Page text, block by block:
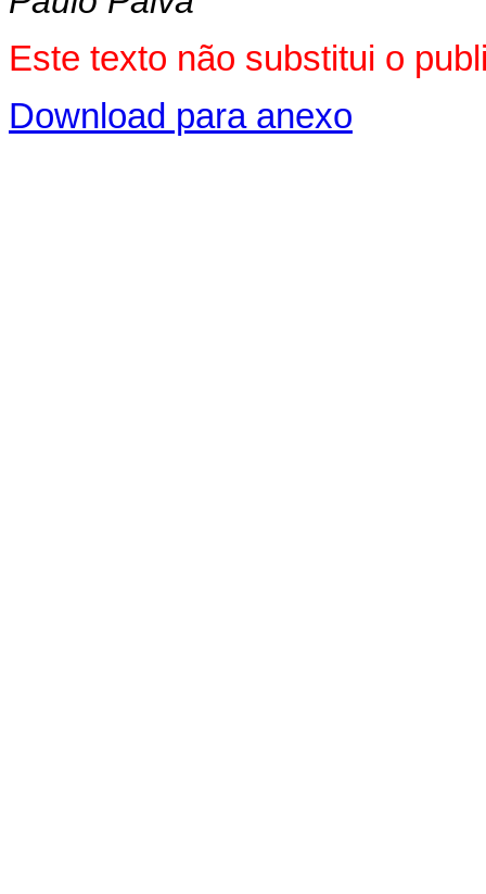
Este texto não substitui o
Download para anexo